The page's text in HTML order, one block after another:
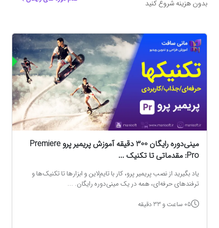
بدون هزینه شروع کنید
مینی‌دوره رایگان 300 دقیقه آموزش پریمیر پرو Premiere
Pro: مقدماتی تا تکنیک‌ ...
یاد بگیرید از نصب پریمیر پرو، کار با تایم‌لاین و ابزارها تا تکنیک‌ها و
ترفندهای حرفه‌ای، همه در یک مینی‌دوره رایگان. ...
05 ساعت و 33 دقیقه